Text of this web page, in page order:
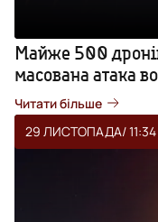
Майже 500
масована атака
Читати більше
29 ЛИСТОПАДА/ 11:34